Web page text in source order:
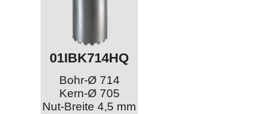
01IBK714HQ
Bohr-Ø 714
Kern-Ø 705
Nut-Breite 4,5 mm